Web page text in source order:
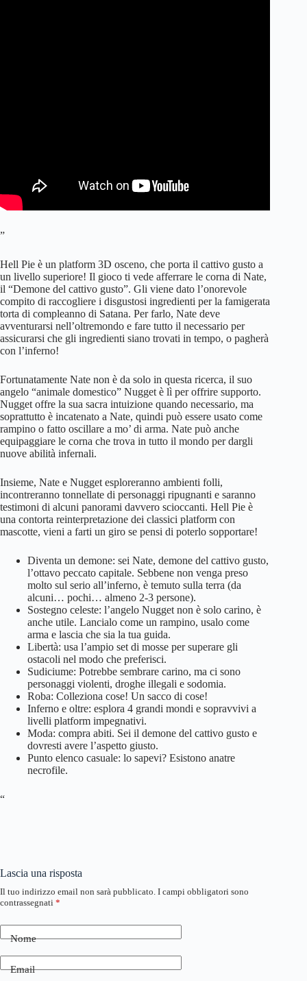
”
Hell Pie è un platform 3D osceno, che porta il cattivo gusto a
un livello superiore! Il gioco ti vede afferrare le corna di Nate,
il “Demone del cattivo gusto”. Gli viene dato l’onorevole
compito di raccogliere i disgustosi ingredienti per la famigerata
torta di compleanno di Satana. Per farlo, Nate deve
avventurarsi nell’oltremondo e fare tutto il necessario per
assicurarsi che gli ingredienti siano trovati in tempo, o pagherà
con l’inferno!
Fortunatamente Nate non è da solo in questa ricerca, il suo
angelo “animale domestico” Nugget è lì per offrire supporto.
Nugget offre la sua sacra intuizione quando necessario, ma
soprattutto è incatenato a Nate, quindi può essere usato come
rampino o fatto oscillare a mo’ di arma. Nate può anche
equipaggiare le corna che trova in tutto il mondo per dargli
nuove abilità infernali.
Insieme, Nate e Nugget esploreranno ambienti folli,
incontreranno tonnellate di personaggi ripugnanti e saranno
testimoni di alcuni panorami davvero scioccanti. Hell Pie è
una contorta reinterpretazione dei classici platform con
mascotte, vieni a farti un giro se pensi di poterlo sopportare!
Diventa un demone: sei Nate, demone del cattivo gusto,
l’ottavo peccato capitale. Sebbene non venga preso
molto sul serio all’inferno, è temuto sulla terra (da
alcuni… pochi… almeno 2-3 persone).
Sostegno celeste: l’angelo Nugget non è solo carino, è
anche utile. Lancialo come un rampino, usalo come
arma e lascia che sia la tua guida.
Libertà: usa l’ampio set di mosse per superare gli
ostacoli nel modo che preferisci.
Sudiciume: Potrebbe sembrare carino, ma ci sono
personaggi violenti, droghe illegali e sodomia.
Roba: Colleziona cose! Un sacco di cose!
Inferno e oltre: esplora 4 grandi mondi e sopravvivi a
livelli platform impegnativi.
Moda: compra abiti. Sei il demone del cattivo gusto e
dovresti avere l’aspetto giusto.
Punto elenco casuale: lo sapevi? Esistono anatre
necrofile.
“
Lascia una risposta
Il tuo indirizzo email non sarà pubblicato. I campi obbligatori sono
contrassegnati *
Nome
Email